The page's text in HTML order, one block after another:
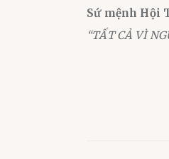
Sứ mệnh Hội
“TẤT CẢ VÌ